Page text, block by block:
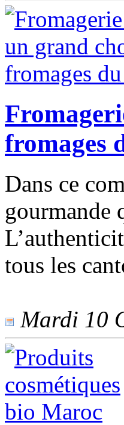
fromages
Dans ce
gourmande
tous les
Mardi 10